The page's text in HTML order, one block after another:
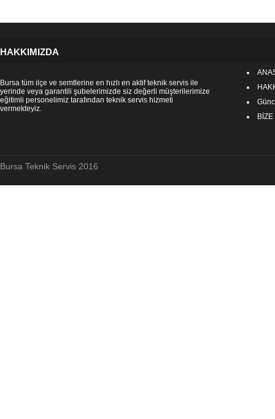
HAKKIMIZDA
Bursa tüm ilçe ve semtlerine en hızlı en aktif teknik servis ile
yerinde veya garantili şubelerimizde siz değerli müşterilerimize
eğitimli personelimiz tarafından teknik servis hizmeti
vermekteyiz.
Bursa Teknik Servis 2016